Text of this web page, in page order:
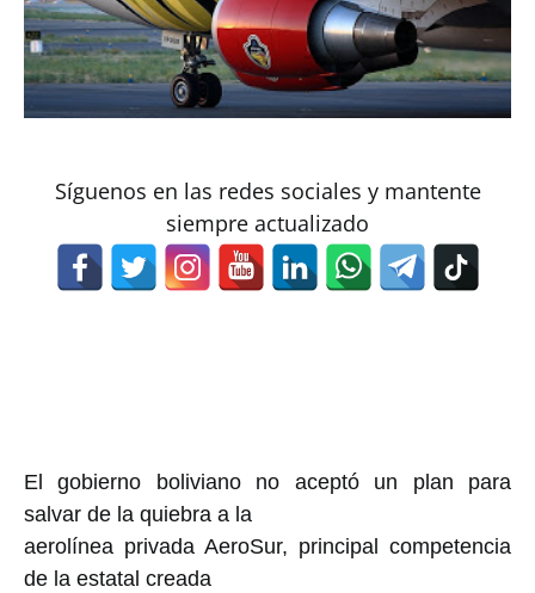
Síguenos en las redes sociales y mantente
siempre actualizado
El gobierno boliviano no aceptó un plan para
salvar de la quiebra a la
aerolínea privada AeroSur, principal competencia
de la estatal creada